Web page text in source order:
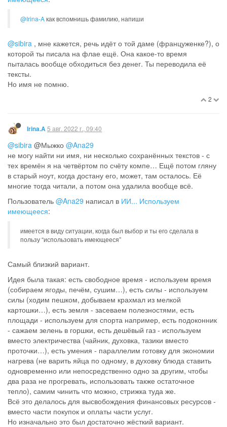
@Irina-Aкак вспомнишь фамилию, напиши
@sibira , мне кажется, речь идёт о той даме (француженке?), о
которой ты писала на флае ещё. Она какое-то время
пыталась вообще обходиться без денег. Ты переводила её
тексты.
Но имя не помню.
2
Irina.A5 авг. 2022 г., 09:40
@sibira @Мыжко @Ana29
не могу найти ни имя, ни несколько сохранённых текстов - с
тех времён я на четвёртом по счёту компе… Ещё потом гляну
в старый ноут, когда достану его, может, там осталось. Её
многие тогда читали, а потом она удалила вообще всё.
Пользователь @Ana29 написал в ИИ... Используем
имеющееся:
имеется в виду ситуации, когда был выбор и ты его сделала в
пользу “использовать имеющееся”
Самый близкий вариант.
Идея была такая: есть свободное время - используем время
(собираем ягоды, печём, сушим…), есть силы - используем
силы (ходим пешком, добываем крахмал из мелкой
картошки…), есть земля - засеваем полезностями, есть
площади - используем для спорта например, есть подоконник
- сажаем зелень в горшки, есть дешёвый газ - используем
вместо электричества (чайник, духовка, тазики вместо
проточки…), есть умения - параллелим готовку для экономии
нагрева (не варить яйца по одному, в духовку блюда ставить
одновременно или непосредственно одно за другим, чтобы
два раза не прогревать, использовать также остаточное
тепло), самим чинить что можно, стрижка туда же.
Всё это делалось для высвобождения финансовых ресурсов -
вместо части покупок и оплаты части услуг.
Но изначально это был достаточно жёсткий вариант.